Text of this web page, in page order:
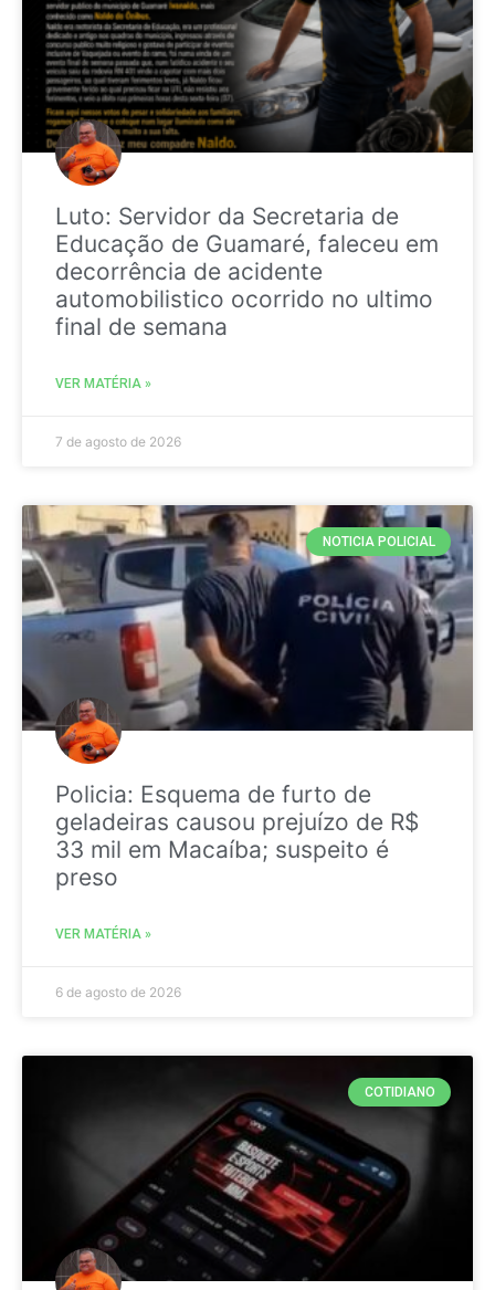
Luto: Servidor da Secretaria de
Educação de Guamaré, faleceu em
decorrência de acidente
automobilistico ocorrido no ultimo
final de semana
VER MATÉRIA »
7 de agosto de 2026
NOTICIA POLICIAL
Policia: Esquema de furto de
geladeiras causou prejuízo de R$
33 mil em Macaíba; suspeito é
preso
VER MATÉRIA »
6 de agosto de 2026
COTIDIANO